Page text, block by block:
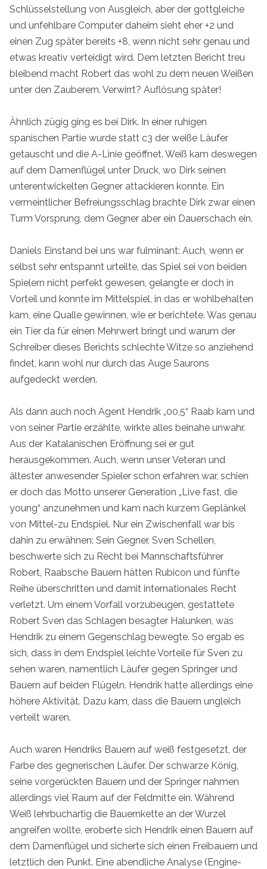
Schlüsselstellung von Ausgleich, aber der gottgleiche
und unfehlbare Computer daheim sieht eher +2 und
einen Zug später bereits +8, wenn nicht sehr genau und
etwas kreativ verteidigt wird. Dem letzten Bericht treu
bleibend macht Robert das wohl zu dem neuen Weißen
unter den Zauberern. Verwirrt? Auflösung später!
Ähnlich zügig ging es bei Dirk. In einer ruhigen
spanischen Partie wurde statt c3 der weiße Läufer
getauscht und die A-Linie geöffnet. Weiß kam deswegen
auf dem Damenflügel unter Druck, wo Dirk seinen
unterentwickelten Gegner attackieren konnte. Ein
vermeintlicher Befreiungsschlag brachte Dirk zwar einen
Turm Vorsprung, dem Gegner aber ein Dauerschach ein.
Daniels Einstand bei uns war fulminant: Auch, wenn er
selbst sehr entspannt urteilte, das Spiel sei von beiden
Spielern nicht perfekt gewesen, gelangte er doch in
Vorteil und konnte im Mittelspiel, in das er wohlbehalten
kam, eine Qualle gewinnen, wie er berichtete. Was genau
ein Tier da für einen Mehrwert bringt und warum der
Schreiber dieses Berichts schlechte Witze so anziehend
findet, kann wohl nur durch das Auge Saurons
aufgedeckt werden.
Als dann auch noch Agent Hendrik „00,5“ Raab kam und
von seiner Partie erzählte, wirkte alles beinahe unwahr.
Aus der Katalanischen Eröffnung sei er gut
herausgekommen. Auch, wenn unser Veteran und
ältester anwesender Spieler schon erfahren war, schien
er doch das Motto unserer Generation „Live fast, die
young“ anzunehmen und kam nach kurzem Geplänkel
von Mittel-zu Endspiel. Nur ein Zwischenfall war bis
dahin zu erwähnen: Sein Gegner, Sven Schellen,
beschwerte sich zu Recht bei Mannschaftsführer
Robert, Raabsche Bauern hätten Rubicon und fünfte
Reihe überschritten und damit internationales Recht
verletzt. Um einem Vorfall vorzubeugen, gestattete
Robert Sven das Schlagen besagter Halunken, was
Hendrik zu einem Gegenschlag bewegte. So ergab es
sich, dass in dem Endspiel leichte Vorteile für Sven zu
sehen waren, namentlich Läufer gegen Springer und
Bauern auf beiden Flügeln. Hendrik hatte allerdings eine
höhere Aktivität. Dazu kam, dass die Bauern ungleich
verteilt waren.
Auch waren Hendriks Bauern auf weiß festgesetzt, der
Farbe des gegnerischen Läufer. Der schwarze König,
seine vorgerückten Bauern und der Springer nahmen
allerdings viel Raum auf der Feldmitte ein. Während
Weiß lehrbuchartig die Bauernkette an der Wurzel
angreifen wollte, eroberte sich Hendrik einen Bauern auf
dem Damenflügel und sicherte sich einen Freibauern und
letztlich den Punkt. Eine abendliche Analyse (Engine-